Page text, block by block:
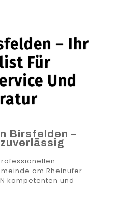
– Ihr
Für
Und
Birsfelden –
am Rheinufer
kompetenten und